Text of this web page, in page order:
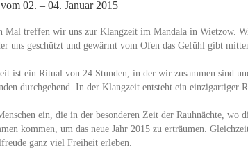
02. – 04. Januar 2015
Mal treffen wir uns zur Klangzeit im Mandala in Wietzow.
uns geschützt und gewärmt vom Ofen das Gefühl gibt
ist ein Ritual von 24 Stunden, in der wir zusammen sind
durchgehend. In der Klangzeit entsteht ein einzigartiger
ein, die in der besonderen Zeit der Rauhnächte, wo
kommen, um das neue Jahr 2015 zu erträumen.
ganz viel Freiheit erleben.